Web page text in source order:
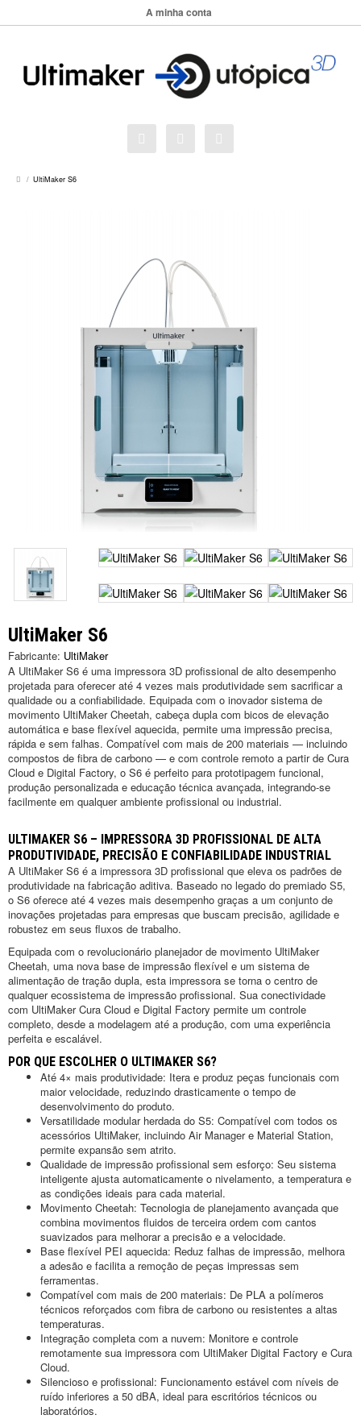
A minha conta
UltiMaker S6
UltiMaker S6
Fabricante: UltiMaker
A UltiMaker S6 é uma impressora 3D profissional de alto desempenho
projetada para oferecer até 4 vezes mais produtividade sem sacrificar a
qualidade ou a confiabilidade. Equipada com o inovador sistema de
movimento UltiMaker Cheetah, cabeça dupla com bicos de elevação
automática e base flexível aquecida, permite uma impressão precisa,
rápida e sem falhas. Compatível com mais de 200 materiais — incluindo
compostos de fibra de carbono — e com controle remoto a partir de Cura
Cloud e Digital Factory, o S6 é perfeito para prototipagem funcional,
produção personalizada e educação técnica avançada, integrando-se
facilmente em qualquer ambiente profissional ou industrial.
ULTIMAKER S6 – IMPRESSORA 3D PROFISSIONAL DE ALTA
PRODUTIVIDADE, PRECISÃO E CONFIABILIDADE INDUSTRIAL
A UltiMaker S6 é a impressora 3D profissional que eleva os padrões de
produtividade na fabricação aditiva. Baseado no legado do premiado S5,
o S6 oferece até 4 vezes mais desempenho graças a um conjunto de
inovações projetadas para empresas que buscam precisão, agilidade e
robustez em seus fluxos de trabalho.
Equipada com o revolucionário planejador de movimento UltiMaker
Cheetah, uma nova base de impressão flexível e um sistema de
alimentação de tração dupla, esta impressora se torna o centro de
qualquer ecossistema de impressão profissional. Sua conectividade
com UltiMaker Cura Cloud e Digital Factory permite um controle
completo, desde a modelagem até a produção, com uma experiência
perfeita e escalável.
POR QUE ESCOLHER O ULTIMAKER S6?
Até 4× mais produtividade: Itera e produz peças funcionais com
maior velocidade, reduzindo drasticamente o tempo de
desenvolvimento do produto.
Versatilidade modular herdada do S5: Compatível com todos os
acessórios UltiMaker, incluindo Air Manager e Material Station,
permite expansão sem atrito.
Qualidade de impressão profissional sem esforço: Seu sistema
inteligente ajusta automaticamente o nivelamento, a temperatura e
as condições ideais para cada material.
Movimento Cheetah: Tecnologia de planejamento avançada que
combina movimentos fluidos de terceira ordem com cantos
suavizados para melhorar a precisão e a velocidade.
Base flexível PEI aquecida: Reduz falhas de impressão, melhora
a adesão e facilita a remoção de peças impressas sem
ferramentas.
Compatível com mais de 200 materiais: De PLA a polímeros
técnicos reforçados com fibra de carbono ou resistentes a altas
temperaturas.
Integração completa com a nuvem: Monitore e controle
remotamente sua impressora com UltiMaker Digital Factory e Cura
Cloud.
Silencioso e profissional: Funcionamento estável com níveis de
ruído inferiores a 50 dBA, ideal para escritórios técnicos ou
laboratórios.